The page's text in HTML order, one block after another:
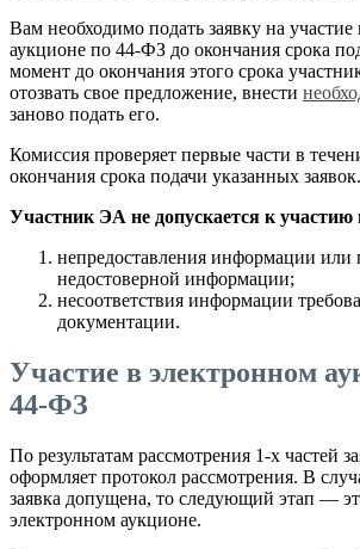
Вам необходимо подать заявку на
аукционе по 44-ФЗ до окончания срока
момент до окончания этого срока
отозвать свое предложение, внести
заново подать его.
Комиссия проверяет первые части в
окончания срока подачи указанных заявок.
Участник ЭА не допускается к участию
непредоставления информации или
недостоверной информации;
несоответствия информации
документации.
Участие в электронном
44-ФЗ
По результатам рассмотрения 1-х частей
оформляет протокол рассмотрения. В
заявка допущена, то следующий этап —
электронном аукционе.